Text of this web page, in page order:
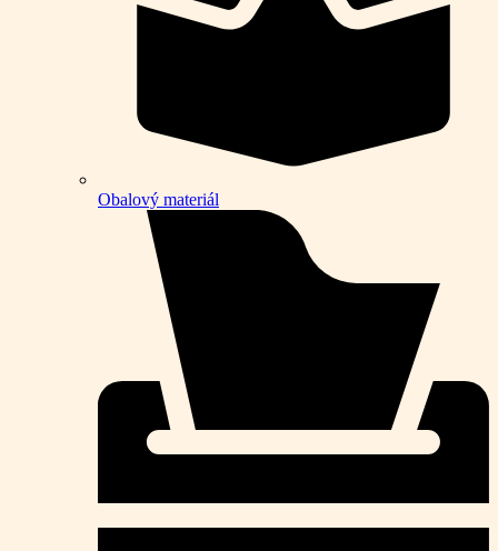
Obalový materiál